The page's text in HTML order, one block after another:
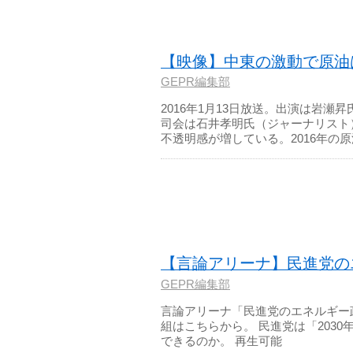
【映像】中東の激動で原
GEPR編集部
2016年1月13日放送。出演は岩瀬
司会は石井孝明氏（ジャーナリス
不透明感が増している。2016年の
【言論アリーナ】民進党
GEPR編集部
言論アリーナ「民進党のエネルギ
組はこちらから。 民進党は「2030
できるのか。 再生可能